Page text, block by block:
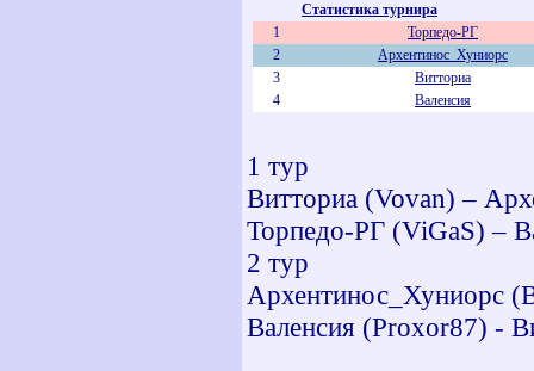
Статистика турнира
1
Торпедо-РГ
2
Архентинос_Хуниорс
3
Витториа
4
Валенсия
1 тур
Витториа (Vovan) –
Торпедо-РГ (ViGaS) –
2 тур
Архентинос_Хуниорс
Валенсия (Proxor87) -